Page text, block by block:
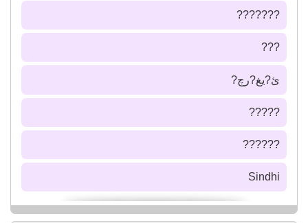
???????
???
ئ?يغ?رچ?
?????
??????
Sindhi